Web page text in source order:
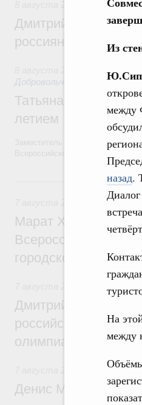
26
Из
между
назад.
На
между
Спорт
Дмитрий
россиян с Днём
Социальные
Добровольчество и
Татьяна Голикова
летием
Заместитель Председателя
Экономика
Марат Хуснуллин
Всероссийского
городской среды
Дмитрий
российскую
олимпиаде по
Общие
Денис Мантуров